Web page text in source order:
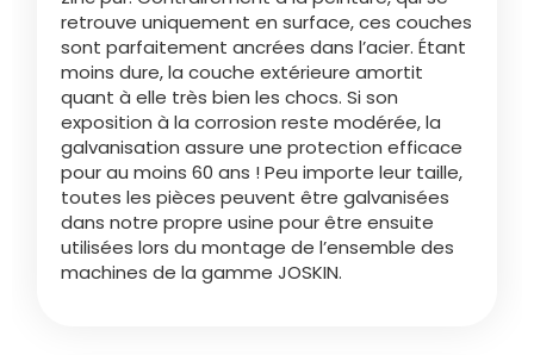
Slovenija
Lietuvių kalba
Česká republika
retrouve uniquement en surface, ces couches
sont parfaitement ancrées dans l’acier. Étant
moins dure, la couche extérieure amortit
quant à elle très bien les chocs. Si son
exposition à la corrosion reste modérée, la
galvanisation assure une protection efficace
pour au moins 60 ans ! Peu importe leur taille,
toutes les pièces peuvent être galvanisées
dans notre propre usine pour être ensuite
utilisées lors du montage de l’ensemble des
machines de la gamme JOSKIN.